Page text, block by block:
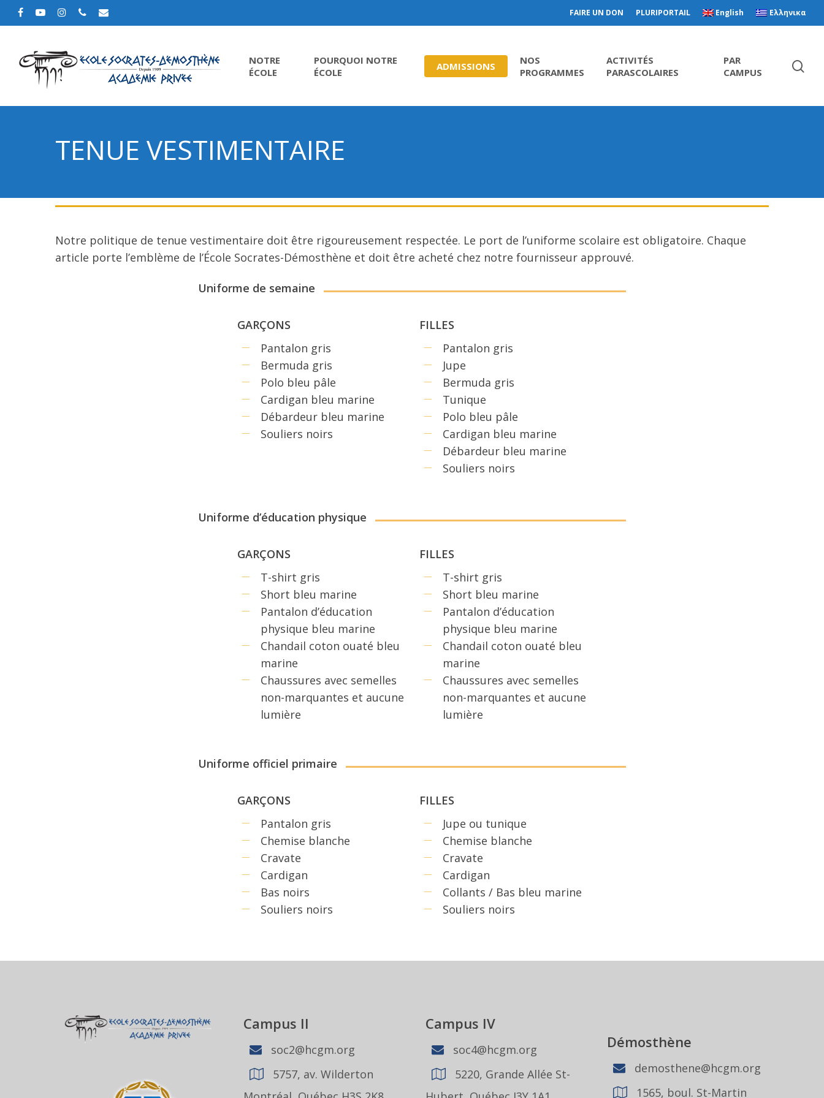
FAIRE UN DON PLURIPORTAIL English Ελληνικα
Hit enter to search or ESC to close
NOTRE
ÉCOLE
POURQUOI NOTRE
ÉCOLE
ADMISSIONS
NOS
PROGRAMMES
ACTIVITÉS
PARASCOLAIRES
PAR
CAMPUS
TENUE VESTIMENTAIRE
Notre politique de tenue vestimentaire doit être rigoureusement respectée. Le port de l’uniforme scolaire est obligatoire. Chaque
article porte l’emblème de l’École Socrates-Démosthène et doit être acheté chez notre fournisseur approuvé.
Uniforme de semaine
GARÇONS
Pantalon gris
Bermuda gris
Polo bleu pâle
Cardigan bleu marine
Débardeur bleu marine
Souliers noirs
FILLES
Pantalon gris
Jupe
Bermuda gris
Tunique
Polo bleu pâle
Cardigan bleu marine
Débardeur bleu marine
Souliers noirs
Uniforme d’éducation physique
GARÇONS
T-shirt gris
Short bleu marine
Pantalon d’éducation
physique bleu marine
Chandail coton ouaté bleu
marine
Chaussures avec semelles
non-marquantes et aucune
lumière
FILLES
T-shirt gris
Short bleu marine
Pantalon d’éducation
physique bleu marine
Chandail coton ouaté bleu
marine
Chaussures avec semelles
non-marquantes et aucune
lumière
Uniforme officiel primaire
GARÇONS
Pantalon gris
Chemise blanche
Cravate
Cardigan
Bas noirs
Souliers noirs
FILLES
Jupe ou tunique
Chemise blanche
Cravate
Cardigan
Collants / Bas bleu marine
Souliers noirs
Campus II
soc2@hcgm.org
5757, av. Wilderton
Campus IV
soc4@hcgm.org
5220, Grande Allée St-
Démosthène
demosthene@hcgm.org
1565, boul. St-Martin